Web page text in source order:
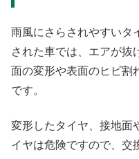
雨風にさらされやすいタ
された車では、エアが抜
面の変形や表面のヒビ割
です。
変形したタイヤ、接地面
イヤは危険ですので、交